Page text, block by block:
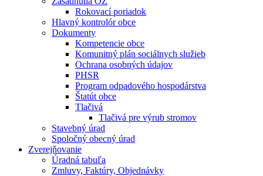
Rokovací poriadok
Hlavný kontrolór obce
Dokumenty
Kompetencie obce
Komunitný plán sociálnych služieb
Ochrana osobných údajov
PHSR
Program odpadového hospodárstva
Štatút obce
Tlačivá
Tlačivá pre výrub stromov
Stavebný úrad
Spoločný obecný úrad
Zverejňovanie
Úradná tabuľa
Zmluvy, Faktúry, Objednávky